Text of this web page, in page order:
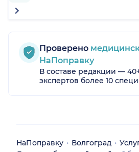
Проверено
НаПоправку
В составе редакции —
экспертов более 10
НаПоправку Волгоград